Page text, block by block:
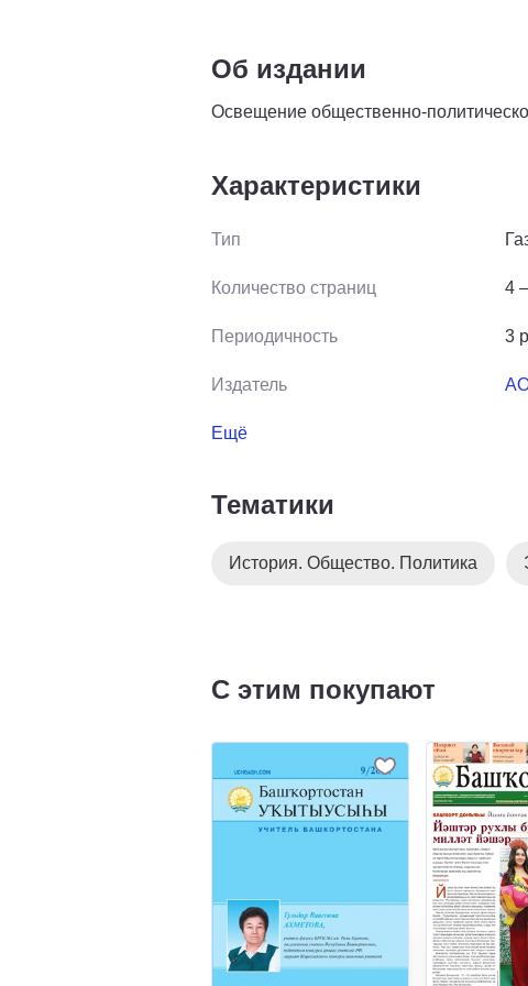
Об издании
Освещение общественно-
Характеристики
Тип
Количество страниц 4
Периодичность 3
Издатель
Ещё
Тематики
История. Общество. Политика
С этим покупают